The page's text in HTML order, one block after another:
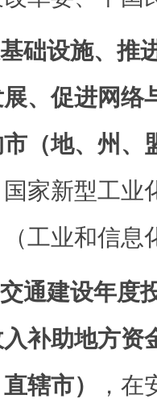
础设施、推
、促进网络
（地、州、
家新型工业
工业和信息
通建设年度
补助地方资
辖市）
，